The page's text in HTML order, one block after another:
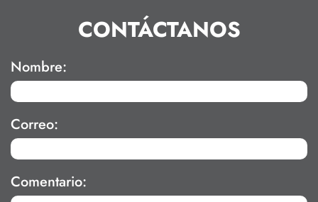
CONTÁCTANOS
Nombre:
Correo:
Comentario: